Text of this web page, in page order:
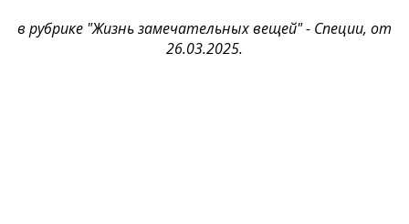
в рубрике "Жизнь замечательных вещей" - Специи, от
26.03.2025.